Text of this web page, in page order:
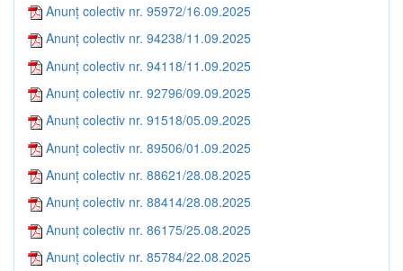
Anunț colectiv nr. 95972/16.09.2025
Anunț colectiv nr. 94238/11.09.2025
Anunț colectiv nr. 94118/11.09.2025
Anunț colectiv nr. 92796/09.09.2025
Anunț colectiv nr. 91518/05.09.2025
Anunț colectiv nr. 89506/01.09.2025
Anunț colectiv nr. 88621/28.08.2025
Anunț colectiv nr. 88414/28.08.2025
Anunț colectiv nr. 86175/25.08.2025
Anunț colectiv nr. 85784/22.08.2025